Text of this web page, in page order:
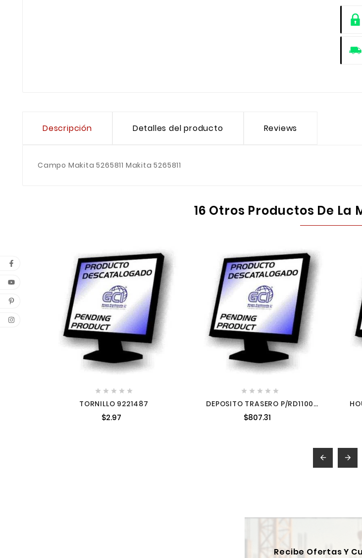
Descripción Detalles del producto Reviews
Campo Makita 5265811 Makita 5265811
16 Otros Productos De
    
TORNILLO 9221487
$2.97
    
DEPOSITO TRASERO P/RD1100
1518793 1518793
$807.31
 
Recibe Ofertas Y